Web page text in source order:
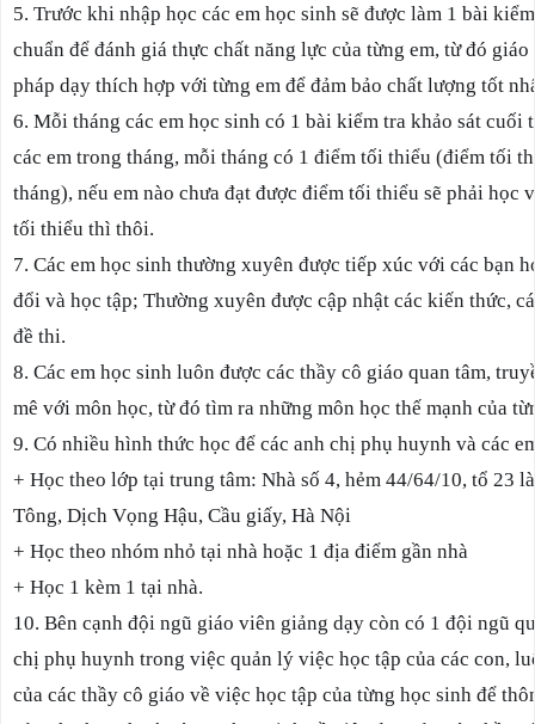
5. Trước khi nhập học các em học sinh sẽ được làm 1 bài
chuẩn để đánh giá thực chất năng lực của từng em, từ đó
pháp dạy thích hợp với từng em để đảm bảo chất lượng tốt
6. Mỗi tháng các em học sinh có 1 bài kiểm tra khảo sát cuối
các em trong tháng, mỗi tháng có 1 điểm tối thiểu (điểm tối
tháng), nếu em nào chưa đạt được điểm tối thiểu sẽ phải học
tối thiểu thì thôi.
7. Các em học sinh thường xuyên được tiếp xúc với các bạn
đổi và học tập; Thường xuyên được cập nhật các kiến thức,
đề thi.
8. Các em học sinh luôn được các thầy cô giáo quan tâm,
mê với môn học, từ đó tìm ra những môn học thế mạnh của
9. Có nhiều hình thức học để các anh chị phụ huynh và các
+ Học theo lớp tại trung tâm: Nhà số 4, hẻm 44/64/10, tổ 23
Tông, Dịch Vọng Hậu, Cầu giấy, Hà Nội
+ Học theo nhóm nhỏ tại nhà hoặc 1 địa điểm gần nhà
+ Học 1 kèm 1 tại nhà.
10. Bên cạnh đội ngũ giáo viên giảng dạy còn có 1 đội ngũ
chị phụ huynh trong việc quản lý việc học tập của các con,
của các thầy cô giáo về việc học tập của từng học sinh để